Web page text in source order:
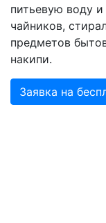
питьевую воду
чайников,
предметов
накипи.
Заявка на